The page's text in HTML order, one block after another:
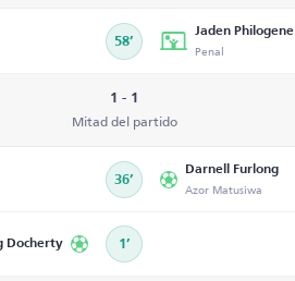
58’
Jaden Philogene
Penal
1 - 1
Mitad del partido
36’
Darnell Furlong
Azor Matusiwa
Docherty 1’